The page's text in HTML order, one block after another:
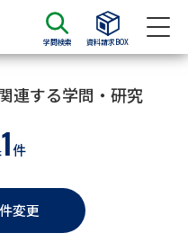
学問検索 資料請求BOX
資料検索
学部・学科パンフ
連する学問・研究
1件
変更